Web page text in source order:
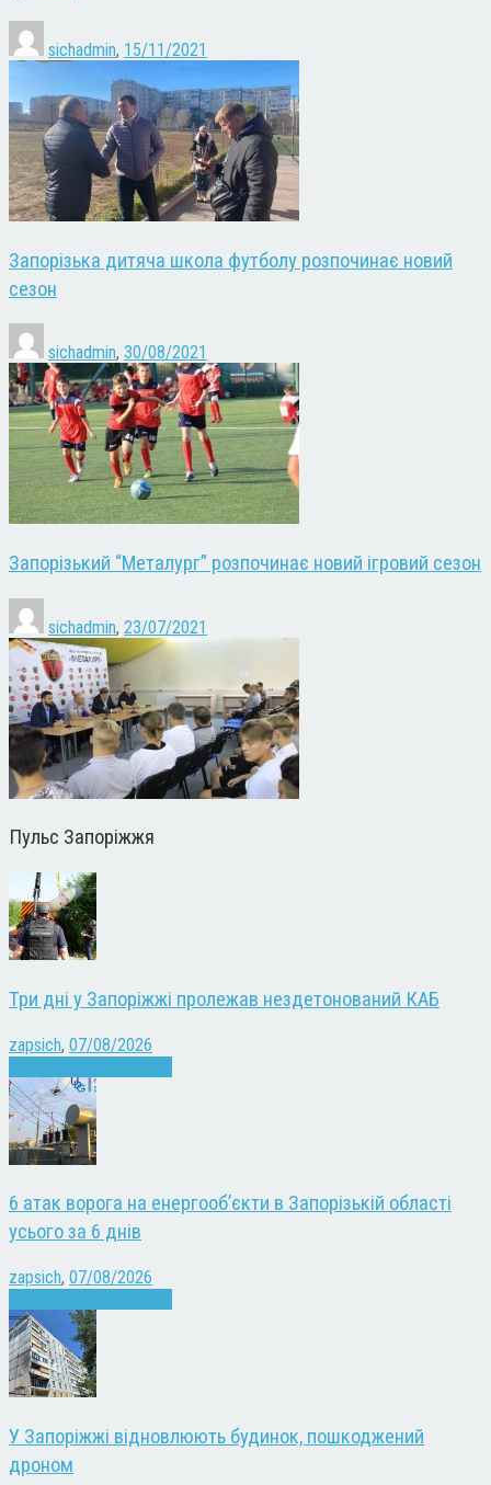
sichadmin, 15/11/2021
Запорізька дитяча школа футболу розпочинає новий
сезон
sichadmin, 30/08/2021
Запорізький “Металург” розпочинає новий ігровий сезон
sichadmin, 23/07/2021
Пульс Запоріжжя
Три дні у Запоріжжі пролежав нездетонований КАБ
zapsich, 07/08/2026
6 атак ворога на енергооб’єкти в Запорізькій області
усього за 6 днів
zapsich, 07/08/2026
У Запоріжжі відновлюють будинок, пошкоджений
дроном